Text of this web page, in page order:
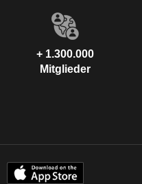
+ 1.300.000
Mitglieder